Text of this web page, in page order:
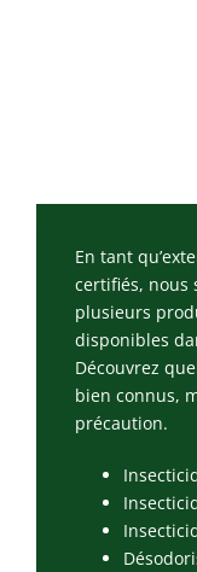
En tant
certifiés, nous
plusieurs
disponibles
Découvrez
bien connus,
précaution.